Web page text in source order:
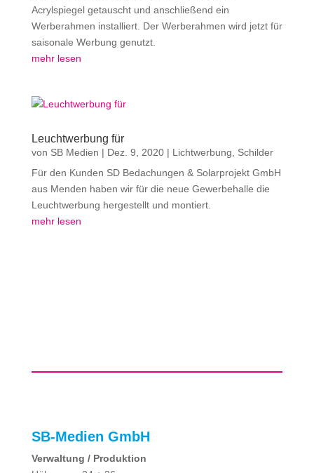
Acrylspiegel getauscht und anschließend ein
Werberahmen installiert. Der Werberahmen wird jetzt für
saisonale Werbung genutzt.
mehr lesen
Leuchtwerbung für
von SB Medien | Dez. 9, 2020| Lichtwerbung
Schilder
Für den Kunden SD Bedachungen & Solarprojekt GmbH
aus Menden haben wir für die neue Gewerbehalle die
Leuchtwerbung hergestellt und montiert.
mehr lesen
SB-Medien GmbH
Verwaltung / Produktion